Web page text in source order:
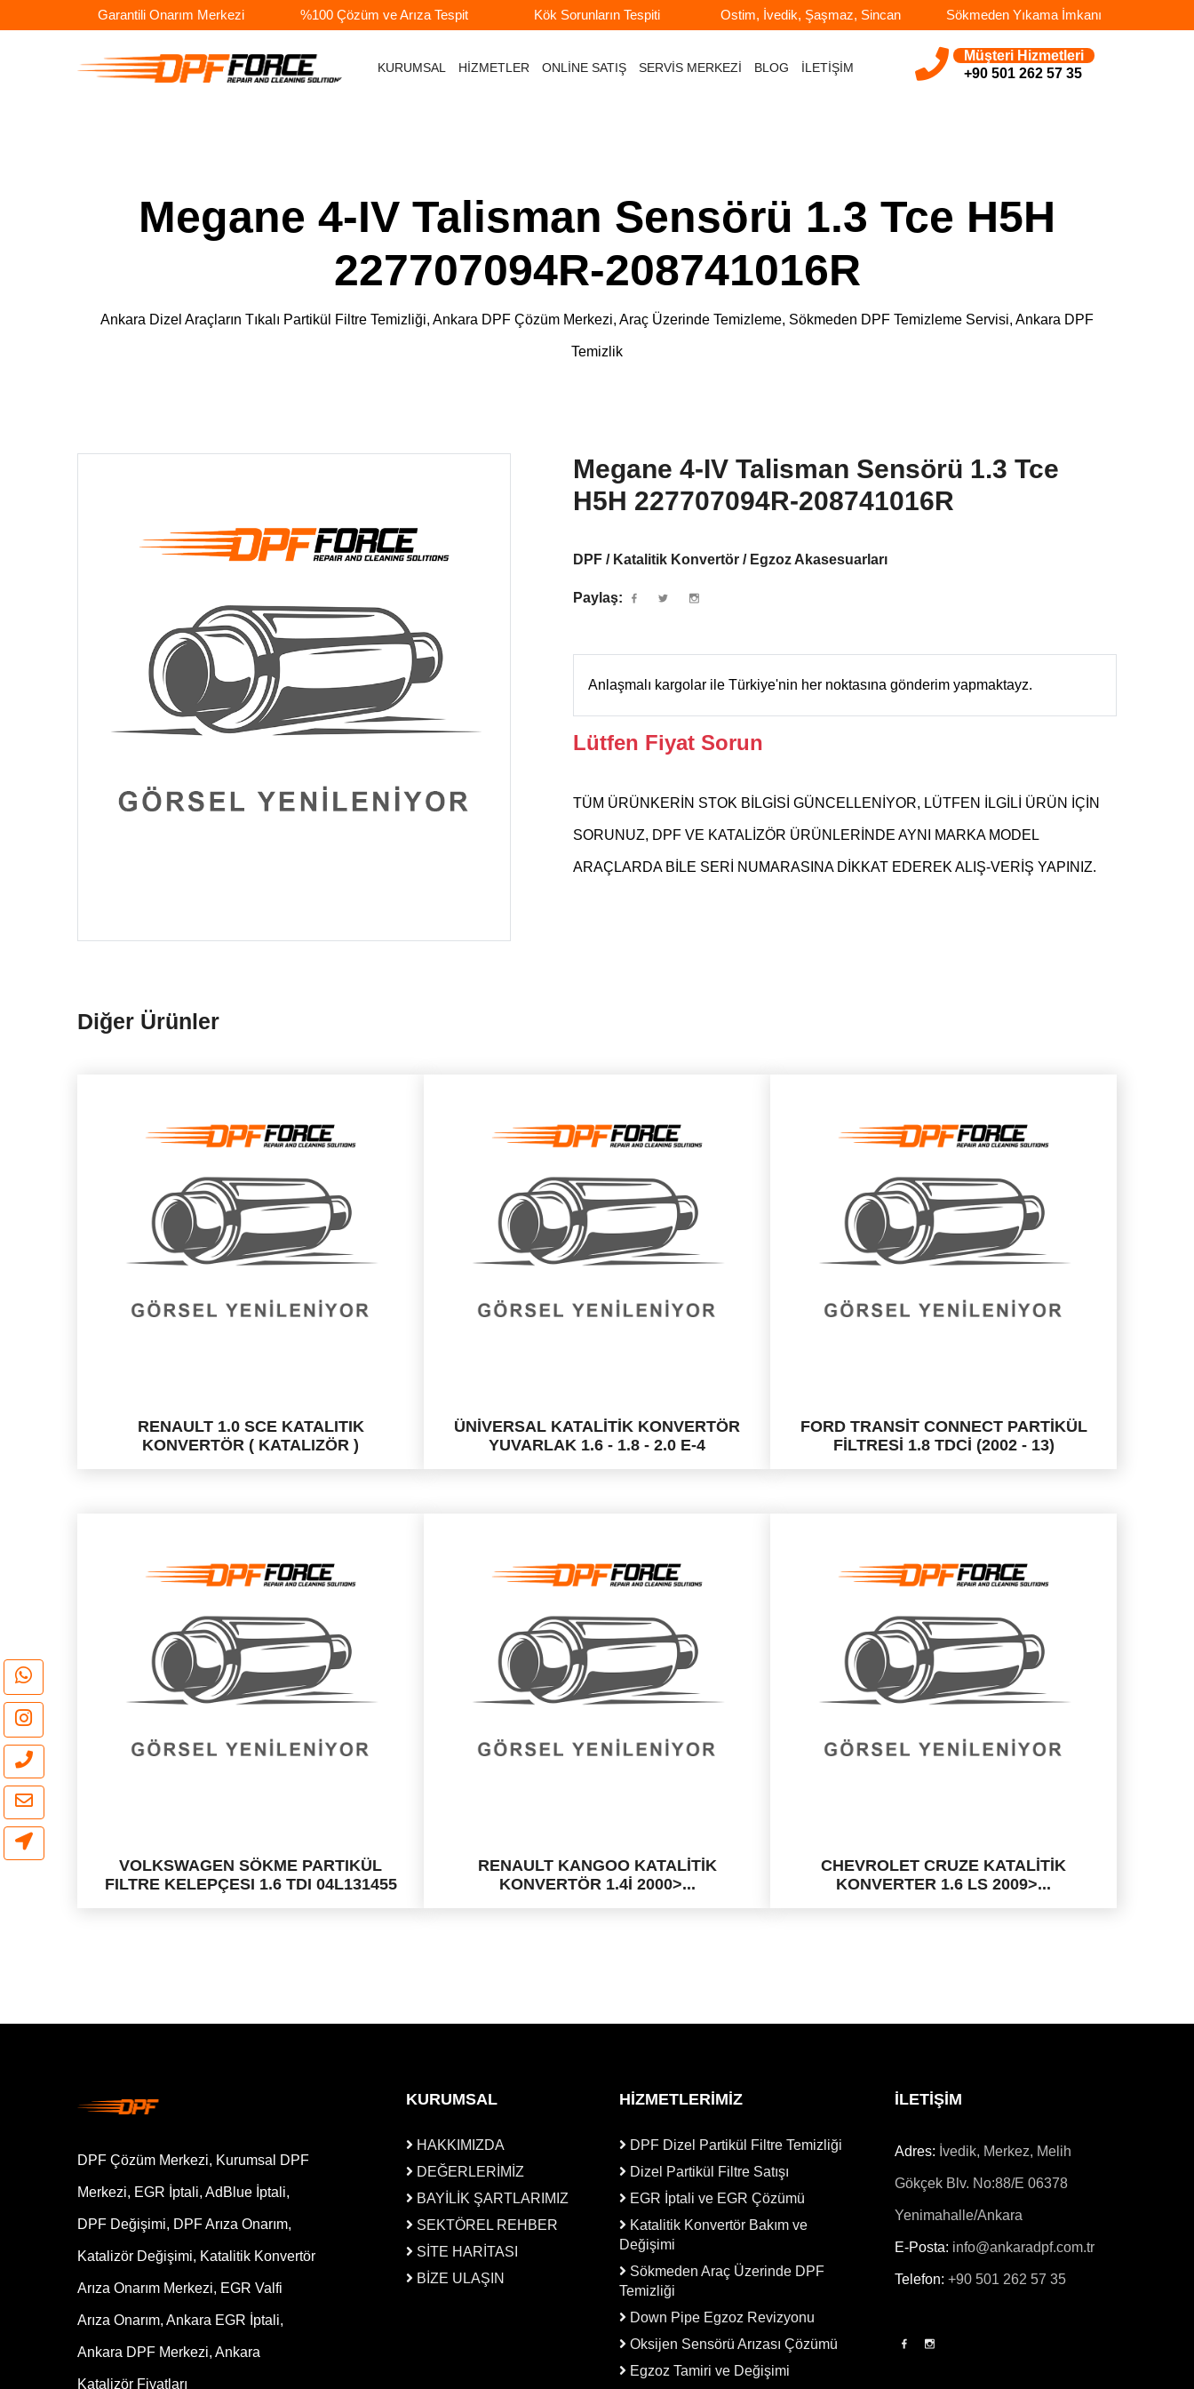
Garantili Onarım Merkezi %100 Çözüm ve Arıza Tespit Kök Sorunların Tespiti Ostim, İvedik, Şaşmaz, Sincan Sökmeden Yıkama İmkanı
KURUMSAL HİZMETLER ONLİNE SATIŞ SERVİS MERKEZİ BLOG İLETİŞİM
Müşteri Hizmetleri
+90 501 262 57 35
Megane 4-IV Talisman Sensörü 1.3 Tce H5H
227707094R-208741016R
Ankara Dizel Araçların Tıkalı Partikül Filtre Temizliği, Ankara DPF Çözüm Merkezi, Araç Üzerinde Temizleme, Sökmeden DPF Temizleme Servisi, Ankara DPF
Temizlik
Megane 4-IV Talisman Sensörü 1.3 Tce
H5H 227707094R-208741016R
DPF / Katalitik Konvertör / Egzoz Akasesuarları
Paylaş:
Anlaşmalı kargolar ile Türkiye'nin her noktasına gönderim yapmaktayz.
Lütfen Fiyat Sorun
TÜM ÜRÜNKERİN STOK BİLGİSİ GÜNCELLENİYOR, LÜTFEN İLGİLİ ÜRÜN İÇİN
SORUNUZ, DPF VE KATALİZÖR ÜRÜNLERİNDE AYNI MARKA MODEL
ARAÇLARDA BİLE SERİ NUMARASINA DİKKAT EDEREK ALIŞ-VERİŞ YAPINIZ.
Diğer Ürünler
RENAULT 1.0 SCE KATALITIK
KONVERTÖR ( KATALIZÖR )
ÜNİVERSAL KATALİTİK KONVERTÖR
YUVARLAK 1.6 - 1.8 - 2.0 E-4
FORD TRANSİT CONNECT PARTİKÜL
FİLTRESİ 1.8 TDCİ (2002 - 13)
VOLKSWAGEN SÖKME PARTIKÜL
FILTRE KELEPÇESI 1.6 TDI 04L131455
RENAULT KANGOO KATALİTİK
KONVERTÖR 1.4İ 2000>...
CHEVROLET CRUZE KATALİTİK
KONVERTER 1.6 LS 2009>...
DPF Çözüm Merkezi, Kurumsal DPF
Merkezi, EGR İptali, AdBlue İptali,
DPF Değişimi, DPF Arıza Onarım,
Katalizör Değişimi, Katalitik Konvertör
Arıza Onarım Merkezi, EGR Valfi
Arıza Onarım, Ankara EGR İptali,
Ankara DPF Merkezi, Ankara
Katalizör Fiyatları
KURUMSAL
HAKKIMIZDA
DEĞERLERİMİZ
BAYİLİK ŞARTLARIMIZ
SEKTÖREL REHBER
SİTE HARİTASI
BİZE ULAŞIN
HİZMETLERİMİZ
DPF Dizel Partikül Filtre Temizliği
Dizel Partikül Filtre Satışı
EGR İptali ve EGR Çözümü
Katalitik Konvertör Bakım ve
Değişimi
Sökmeden Araç Üzerinde DPF
Temizliği
Down Pipe Egzoz Revizyonu
Oksijen Sensörü Arızası Çözümü
Egzoz Tamiri ve Değişimi
İLETİŞİM
Adres: İvedik, Merkez, Melih
Gökçek Blv. No:88/E 06378
Yenimahalle/Ankara
E-Posta: info@ankaradpf.com.tr
Telefon: +90 501 262 57 35